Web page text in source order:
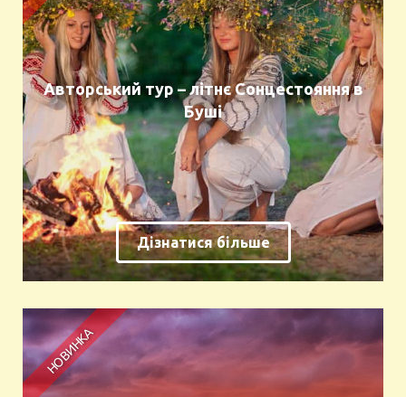
Авторський тур – літнє Сонцестояння в
Буші
Дізнатися більше